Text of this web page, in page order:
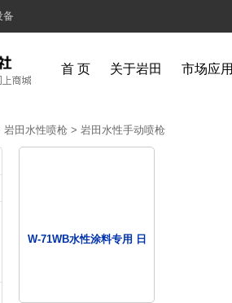
备
首 页 关于岩田 市场应用
岩田水性喷枪 > 岩田水性手动喷枪
W-71WB水性涂料专用 日...